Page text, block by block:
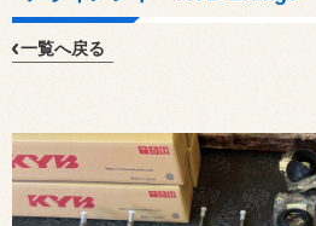
一覧へ戻る